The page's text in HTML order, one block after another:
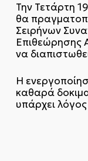
Την Τετάρτη
θα
Σειρήνων
Επιθεώρησης
να
Η
καθαρά
υπάρχει